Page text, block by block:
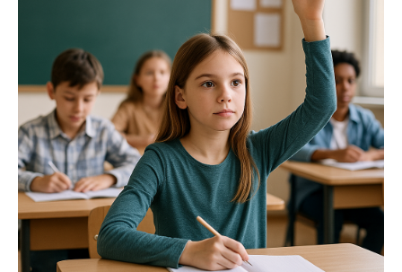
D
o
p
o
r
u
č
u
j